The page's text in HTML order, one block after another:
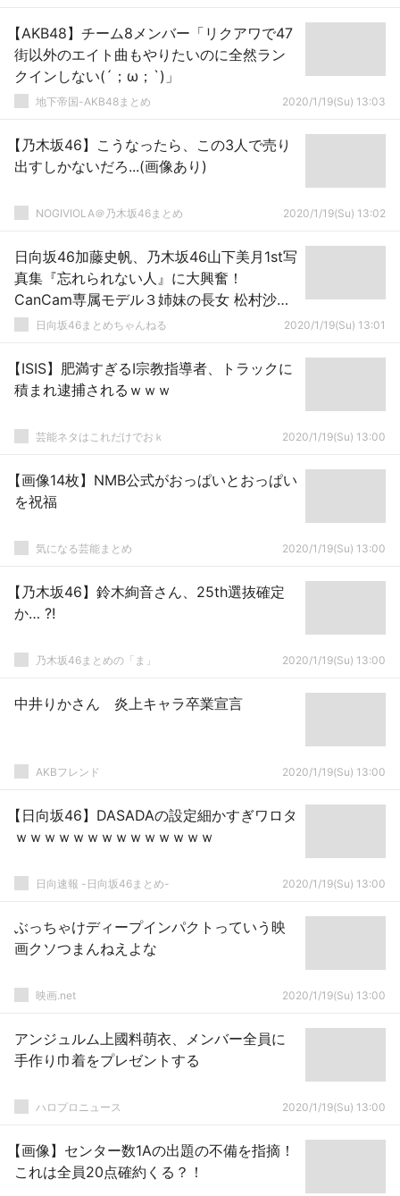
【AKB48】チーム8メンバー「リクアワで47
街以外のエイト曲もやりたいのに全然ラン
クインしない(´；ω；`)」
地下帝国-AKB48まとめ 2020/1/19(Su) 13:03
【乃木坂46】こうなったら、この3人で売り
出すしかないだろ...(画像あり)
NOGIVIOLA＠乃木坂46まとめ 2020/1/19(Su) 13:02
日向坂46加藤史帆、乃木坂46山下美月1st写
真集『忘れられない人』に大興奮！
CanCam専属モデル３姉妹の長女 松村沙友
理と写真集を見てもらう動画に登場！
日向坂46まとめちゃんねる 2020/1/19(Su) 13:01
【ISIS】肥満すぎるI宗教指導者、トラックに
積まれ逮捕されるｗｗｗ
芸能ネタはこれだけでおｋ 2020/1/19(Su) 13:00
【画像14枚】NMB公式がおっぱいとおっぱい
を祝福
気になる芸能まとめ 2020/1/19(Su) 13:00
【乃木坂46】鈴木絢音さん、25th選抜確定
か… ?!
乃木坂46まとめの「ま」 2020/1/19(Su) 13:00
中井りかさん 炎上キャラ卒業宣言
AKBフレンド 2020/1/19(Su) 13:00
【日向坂46】DASADAの設定細かすぎワロタ
ｗｗｗｗｗｗｗｗｗｗｗｗｗｗ
日向速報 -日向坂46まとめ- 2020/1/19(Su) 13:00
ぶっちゃけディープインパクトっていう映
画クソつまんねえよな
映画.net 2020/1/19(Su) 13:00
アンジュルム上國料萌衣、メンバー全員に
手作り巾着をプレゼントする
ハロプロニュース 2020/1/19(Su) 13:00
【画像】センター数1Aの出題の不備を指摘！
これは全員20点確約くる？！